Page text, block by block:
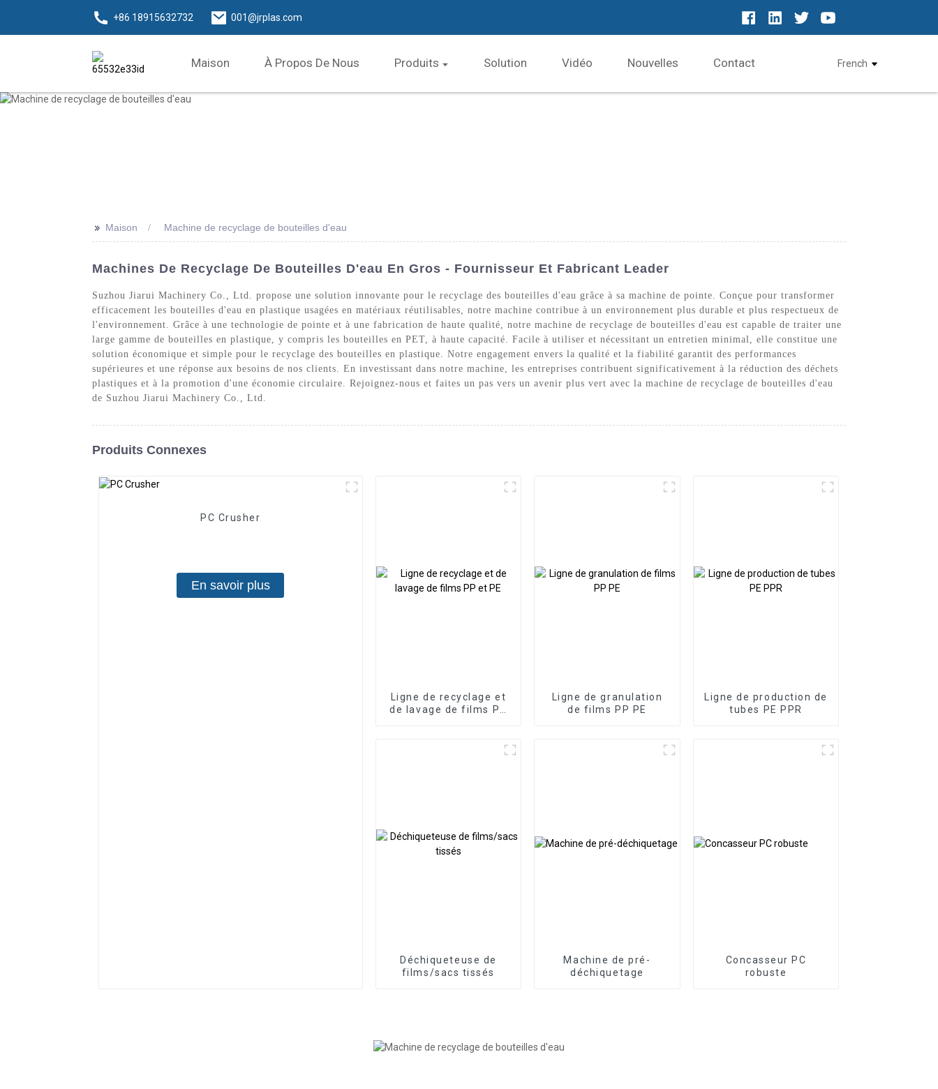
+86 18915632732 001@jrplas.com
Maison À Propos De Nous Produits Solution Vidéo Nouvelles Contact French
>> Maison Machine de recyclage de bouteilles d'eau
Machines De Recyclage De Bouteilles D'eau En Gros - Fournisseur Et Fabricant Leader
Suzhou Jiarui Machinery Co., Ltd. propose une solution innovante pour le recyclage des bouteilles d'eau grâce à sa machine de pointe. Conçue pour transformer
efficacement les bouteilles d'eau en plastique usagées en matériaux réutilisables, notre machine contribue à un environnement plus durable et plus respectueux de
l'environnement. Grâce à une technologie de pointe et à une fabrication de haute qualité, notre machine de recyclage de bouteilles d'eau est capable de traiter une
large gamme de bouteilles en plastique, y compris les bouteilles en PET, à haute capacité. Facile à utiliser et nécessitant un entretien minimal, elle constitue une
solution économique et simple pour le recyclage des bouteilles en plastique. Notre engagement envers la qualité et la fiabilité garantit des performances
supérieures et une réponse aux besoins de nos clients. En investissant dans notre machine, les entreprises contribuent significativement à la réduction des déchets
plastiques et à la promotion d'une économie circulaire. Rejoignez-nous et faites un pas vers un avenir plus vert avec la machine de recyclage de bouteilles d'eau
de Suzhou Jiarui Machinery Co., Ltd.
Produits Connexes
PC Crusher
En savoir plus
Ligne de recyclage et
de lavage de films PP
Ligne de granulation
de films PP PE
Ligne de production de
tubes PE PPR
Déchiqueteuse de
films/sacs tissés
Machine de pré-
déchiquetage
Concasseur PC
robuste